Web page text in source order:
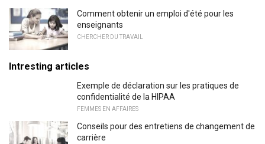
Comment obtenir un emploi d'été pour les
enseignants
CHERCHER DU TRAVAIL
Intresting articles
Exemple de déclaration sur les pratiques de
confidentialité de la HIPAA
FEMMES EN AFFAIRES
Conseils pour des entretiens de changement de
carrière